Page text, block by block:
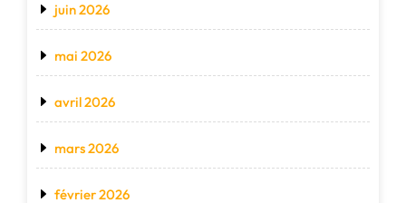
juin 2026
mai 2026
avril 2026
mars 2026
février 2026